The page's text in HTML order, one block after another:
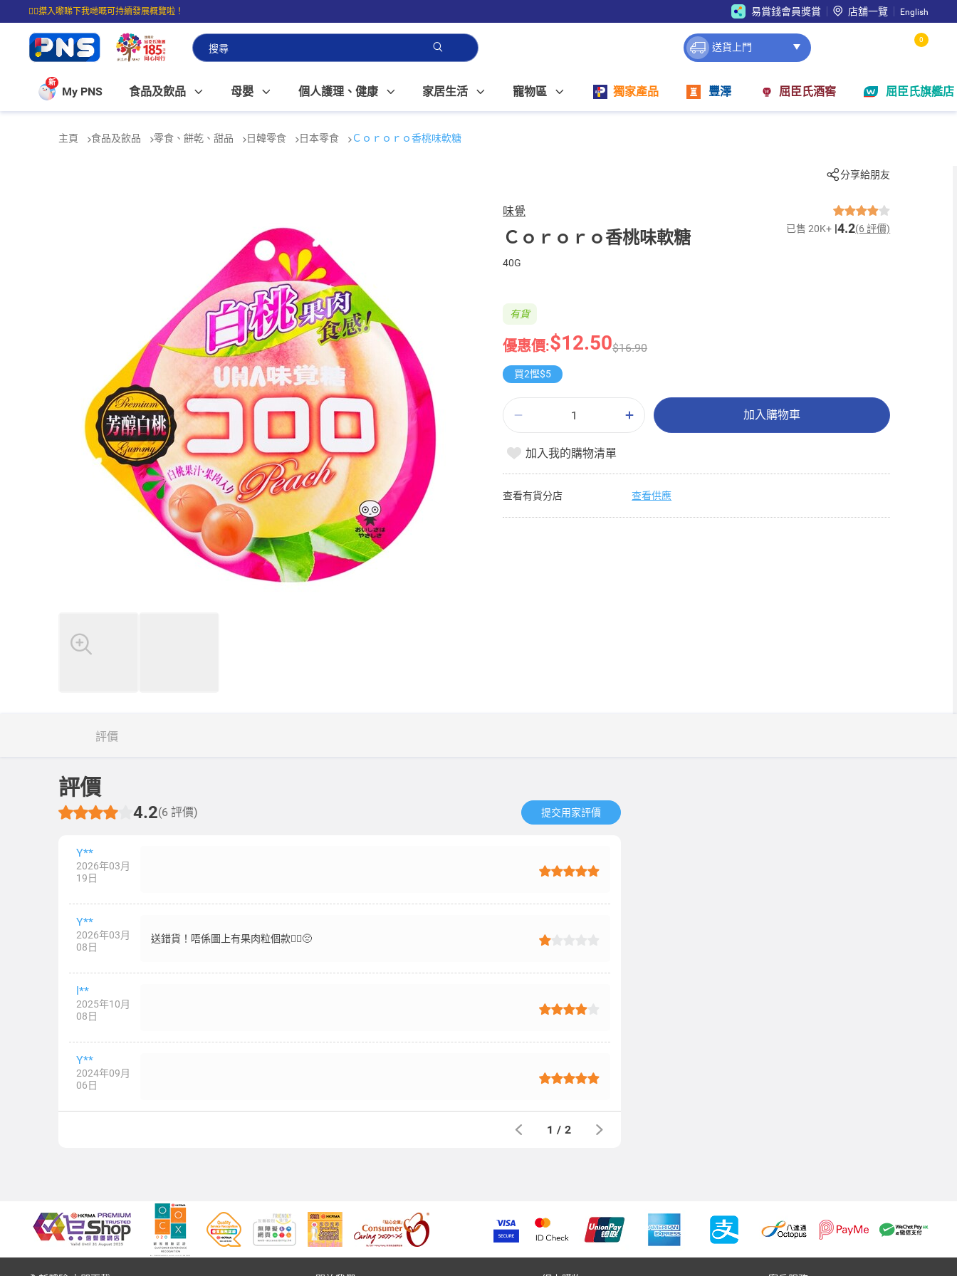
☝🏼㩒入嚟睇下我哋嘅可持續發展概覽啦！
⭐購物滿$399即享免費送貨；滿$100即可免費店取。
易賞錢會員獎賞 店舖一覽 English
送貨上門
0
新
My PNS 食品及飲品 母嬰 個人護理、健康 家居生活 寵物區 獨家產品 豐澤 屈臣氏酒窖 屈臣氏旗艦店
主頁 食品及飲品 零食、餅乾、甜品 日韓零食 日本零食 Ｃｏｒｏｒｏ香桃味軟糖
分享給朋友
味覺
Ｃｏｒｏｒｏ香桃味軟糖 已售 20K+ 4.2(6 評價)
40G
優惠價:$12.50$16.90
有貨
買2慳$5
加入購物車
加入我的購物清單
查看有貨分店 查看供應
評價
評價
4.2(6 評價) 提交用家評價​
Y**
2026年03月
19日
Y**
2026年03月
08日
送錯貨！唔係圖上有果肉粒個款🤦‍♀️😔
l**
2025年10月
08日
Y**
2024年09月
06日
1 / 2